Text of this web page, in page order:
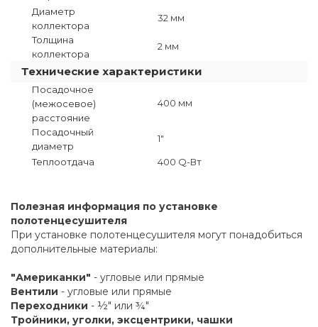
Диаметр
коллектора
32 мм
Толщина
коллектора
2 мм
Технические характеристики
Посадочное
(межосевое)
расстояние
400 мм
Посадочный
диаметр
1"
Теплоотдача 400 Q-Вт
Полезная информация по установке
полотенцесушителя
При установке полотенцесушителя могут понадобиться
дополнительные материалы:
"Американки" - угловые или прямые
Вентили - угловые или прямые
Переходники - ½" или ¾"
Тройники, уголки, эксцентрики, чашки